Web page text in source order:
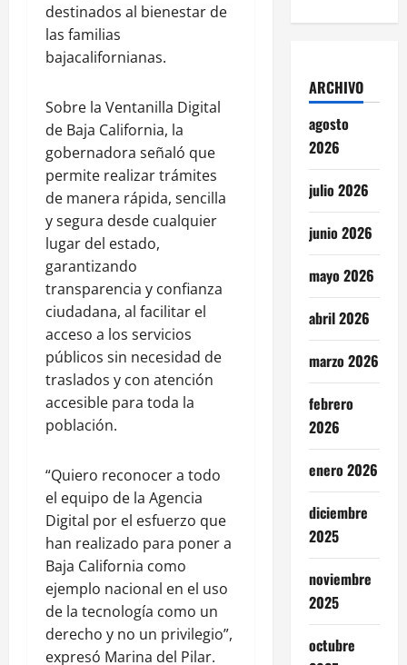
destinados al bienestar de
las familias
bajacalifornianas.
Sobre la Ventanilla Digital
de Baja California, la
gobernadora señaló que
permite realizar trámites
de manera rápida, sencilla
y segura desde cualquier
lugar del estado,
garantizando
transparencia y confianza
ciudadana, al facilitar el
acceso a los servicios
públicos sin necesidad de
traslados y con atención
accesible para toda la
población.
“Quiero reconocer a todo
el equipo de la Agencia
Digital por el esfuerzo que
han realizado para poner a
Baja California como
ejemplo nacional en el uso
de la tecnología como un
derecho y no un privilegio”,
expresó Marina del Pilar.
ARCHIVO
agosto
2026
julio 2026
junio 2026
mayo 2026
abril 2026
marzo 2026
febrero
2026
enero 2026
diciembre
2025
noviembre
2025
octubre